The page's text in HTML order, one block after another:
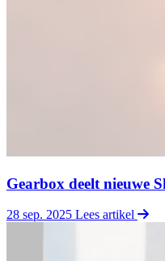
Gearbox deelt nieuwe
28 sep. 2025 Lees artikel